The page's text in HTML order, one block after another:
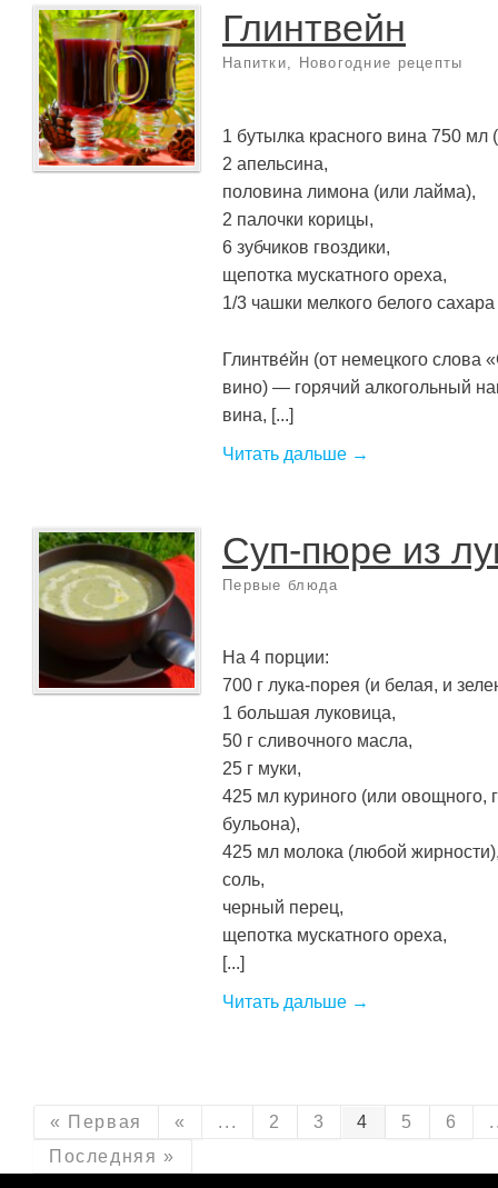
Глинтвейн
Напитки, Новогодние рецепты
1 бутылка красного вина 750 мл
2 апельсина,
половина лимона (или лайма),
2 палочки корицы,
6 зубчиков гвоздики,
щепотка мускатного ореха,
1/3 чашки мелкого белого
Глинтве́йн (от немецкого
вино) — горячий алкогольный
вина, [...]
Читать дальше →
Суп-пюре из
Первые блюда
На 4 порции:
700 г лука-порея (и белая, и
1 большая луковица,
50 г сливочного масла,
25 г муки,
425 мл куриного (или овощного,
бульона),
425 мл молока (любой
соль,
черный перец,
щепотка мускатного ореха,
[...]
Читать дальше →
« Первая « ... 2 3 4 5 6
Последняя »